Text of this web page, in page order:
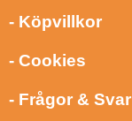
- Köpvillkor
- Cookies
- Frågor & Svar